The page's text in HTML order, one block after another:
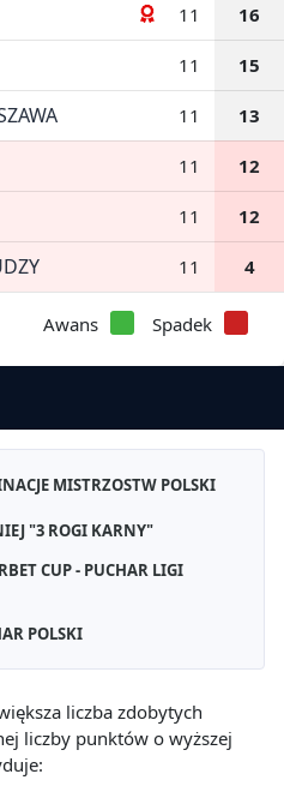
11 16
11 15
11 13
11 12
11 12
11 4
Spadek
Awans
MISTRZOSTW POLSKI
"3 ROGI KARNY"
CUP - PUCHAR LIGI
POLSKI
liczba zdobytych
liczby punktów o wyższej